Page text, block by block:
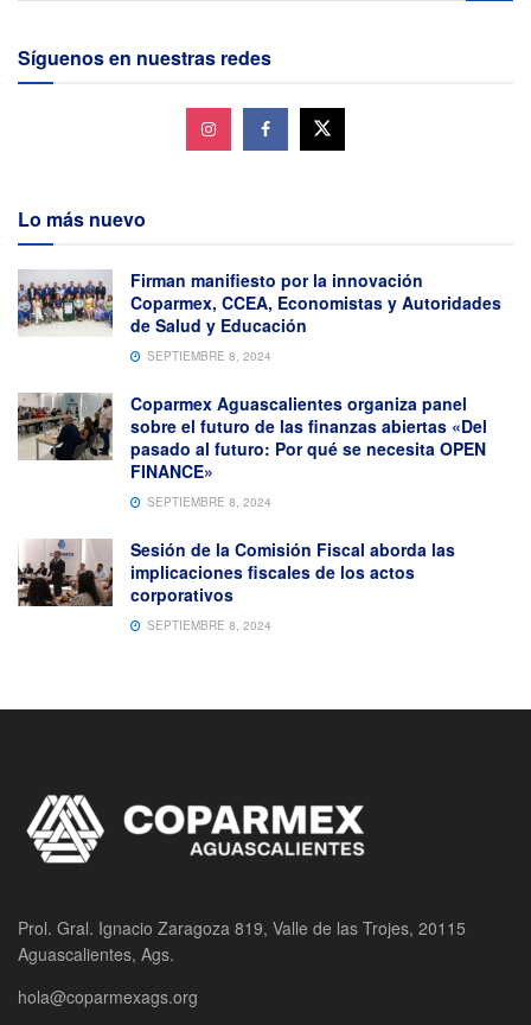
Síguenos en nuestras redes
Lo más nuevo
Firman manifiesto por la innovación
Coparmex, CCEA, Economistas y Autoridades
de Salud y Educación
SEPTIEMBRE 8, 2024
Coparmex Aguascalientes organiza panel
sobre el futuro de las finanzas abiertas «Del
pasado al futuro: Por qué se necesita OPEN
FINANCE»
SEPTIEMBRE 8, 2024
Sesión de la Comisión Fiscal aborda las
implicaciones fiscales de los actos
corporativos
SEPTIEMBRE 8, 2024
Prol. Gral. Ignacio Zaragoza 819, Valle de las Trojes, 20115
Aguascalientes, Ags.
hola@coparmexags.org